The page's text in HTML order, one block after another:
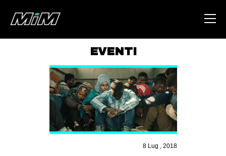
ABOUT
AREA
DEGENERAZIONE
GAZA FREESTYLE
EVENTI
8 Lug , 2018